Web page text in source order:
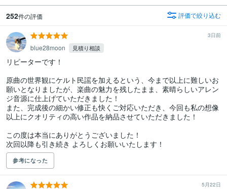
252件の評価 評価で絞り込む
3日前
blue28moon 見積り相談
リピーターです！
原曲の世界観にケルト民謡を加えるという、今まで以上に難しいお
願いとなりましたが、楽曲の魅力を残したまま、素晴らしいアレン
ジ音源に仕上げていただきました！
また、完成後の細かい修正も快くご対応いただき、今回も私の想像
以上にクオリティの高い作品を納品させていただきました！
この度は本当にありがとうございました！
次回以降も引き続き よろしくお願いいたします！
参考になった
5月22日